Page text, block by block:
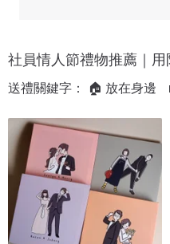
社員情人節禮物推薦｜
送禮關鍵字： 🏠 放在身邊